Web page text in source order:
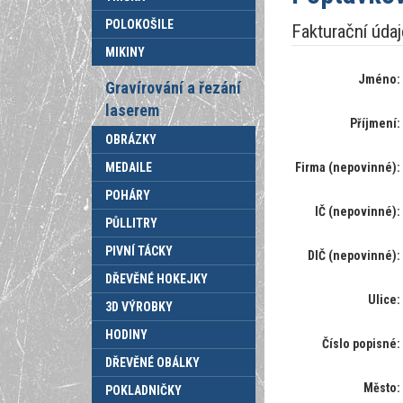
POLOKOŠILE
MIKINY
Gravírování a řezání
laserem
OBRÁZKY
MEDAILE
POHÁRY
PŮLLITRY
PIVNÍ TÁCKY
DŘEVĚNÉ HOKEJKY
3D VÝROBKY
HODINY
DŘEVĚNÉ OBÁLKY
POKLADNIČKY
Fakturační
Jméno:
Příjmení:
Firma (nepovinné):
IČ (nepovinné):
DIČ (nepovinné):
Ulice:
Číslo popisné:
Město: